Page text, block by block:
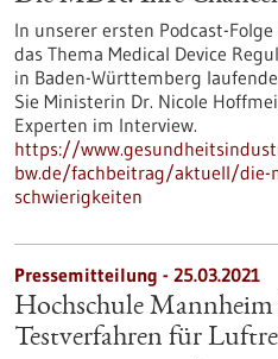
In unserer ersten Podcast-
das Thema Medical Device
in Baden-Württemberg
Sie Ministerin Dr. Nicole
Experten im Interview.
https://
bw.de/fachbeitrag/aktuell/die-
schwierigkeiten
Pressemitteilung - 25.03.2021
Hochschule Mannheim
Testverfahren für